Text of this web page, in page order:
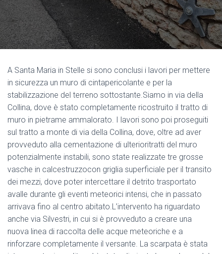
L
E
A Santa Maria in Stelle si sono conclusi i lavori per mettere
in sicurezza un muro di cintapericolante e per la
stabilizzazione del terreno sottostante.Siamo in via della
Collina, dove è stato completamente ricostruito il tratto di
muro in pietrame ammalorato. I lavori sono poi proseguiti
sul tratto a monte di via della Collina, dove, oltre ad aver
provveduto alla cementazione di ulterioritratti del muro
potenzialmente instabili, sono state realizzate tre grosse
vasche in calcestruzzocon griglia superficiale per il transito
dei mezzi, dove poter intercettare il detrito trasportato
avalle durante gli eventi meteorici intensi, che in passato
arrivava fino al centro abitato.L’intervento ha riguardato
anche via Silvestri, in cui si è provveduto a creare una
nuova linea di raccolta delle acque meteoriche e a
rinforzare completamente il versante. La scarpata è stata